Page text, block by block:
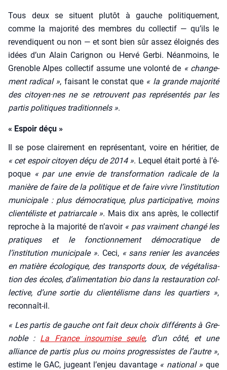
Tous deux se situent plu­tôt à gauche poli­ti­que­ment,
comme la majo­ri­té des membres du col­lec­tif — qu’ils le
reven­diquent ou non — et sont bien sûr assez éloi­gnés des
idées d’un Alain Cari­gnon ou Her­vé Ger­bi. Néan­moins, le
Gre­noble Alpes col­lec­tif assume une volon­té de « chan­ge­
ment radi­cal », fai­sant le constat que « la grande majo­ri­té
des citoyen·nes ne se retrouvent pas repré­sen­tés par les
par­tis poli­tiques tra­di­tion­nels ».
« Espoir déçu »
Il se pose clai­re­ment en repré­sen­tant, voire en héri­tier, de
« cet espoir citoyen déçu de 2014 ». Lequel était por­té à l’é­
poque « par une envie de trans­for­ma­tion radi­cale de la
manière de faire de la poli­tique et de faire vivre l’institution
muni­ci­pale : plus démo­cra­tique, plus par­ti­ci­pa­tive, moins
clien­té­liste et patriar­cale ». Mais dix ans après, le col­lec­tif
reproche à la majo­ri­té de n’a­voir « pas vrai­ment chan­gé les
pra­tiques et le fonc­tion­ne­ment démo­cra­tique de
l’institution muni­ci­pale ». Ceci, « sans renier les avan­cées
en matière éco­lo­gique, des trans­ports doux, de végé­ta­li­sa­
tion des écoles, d’alimentation bio dans la res­tau­ra­tion col­
lec­tive, d’une sor­tie du clien­té­lisme dans les quar­tiers »,
recon­naît-il.
« Les par­tis de gauche ont fait deux choix dif­fé­rents à Gre­
noble : La France insou­mise seule, d’un côté, et une
alliance de par­tis plus ou moins pro­gres­sistes de l’autre »,
estime le GAC, jugeant l’en­jeu davan­tage « natio­nal » que